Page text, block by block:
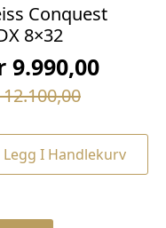
Conquest
8×32
12.100,00.
9.990,00
9.990,00.
Legg I Handlekurv